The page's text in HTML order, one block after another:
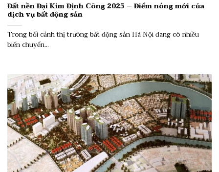
Đất nền Đại Kim Định Công 2025 – Điểm nóng mới của
dịch vụ bất động sản
Trong bối cảnh thị trường bất động sản Hà Nội đang có nhiều
biến chuyển...